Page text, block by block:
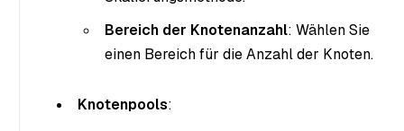
Bereich der Knotenanzahl: Wählen Sie
einen Bereich für die Anzahl der Knoten.
Knotenpools: